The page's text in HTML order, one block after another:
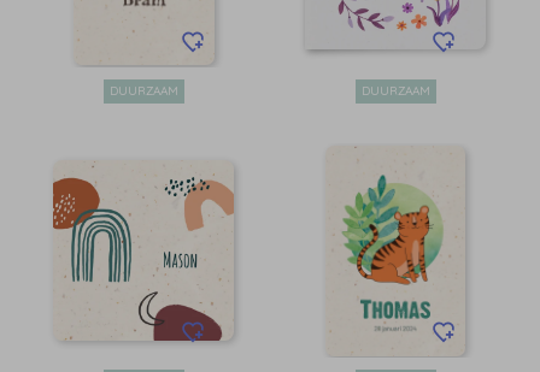
DUURZAAM DUURZAAM